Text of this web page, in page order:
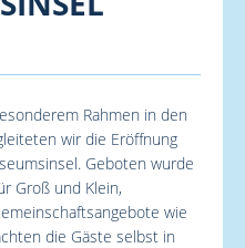
Rahmen in den
wir die Eröffnung
Geboten wurde
Groß und Klein,
wie
die Gäste selbst in